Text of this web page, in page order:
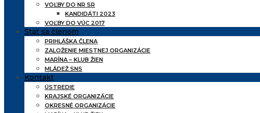
VOĽBY DO NR SR
KANDIDÁTI 2023
VOĽBY DO VÚC 2017
Stať sa členom
PRIHLÁŠKA ČLENA
ZALOŽENIE MIESTNEJ ORGANIZÁCIE
MARÍNA – KLUB ŽIEN
MLÁDEŽ SNS
Kontakt
ÚSTREDIE
KRAJSKÉ ORGANIZÁCIE
OKRESNÉ ORGANIZÁCIE